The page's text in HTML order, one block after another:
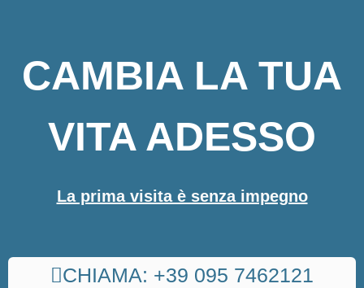
CAMBIA LA TUA
VITA ADESSO
La prima visita è senza impegno
CHIAMA: +39 095 7462121